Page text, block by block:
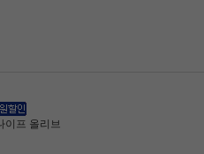
이프 올리브